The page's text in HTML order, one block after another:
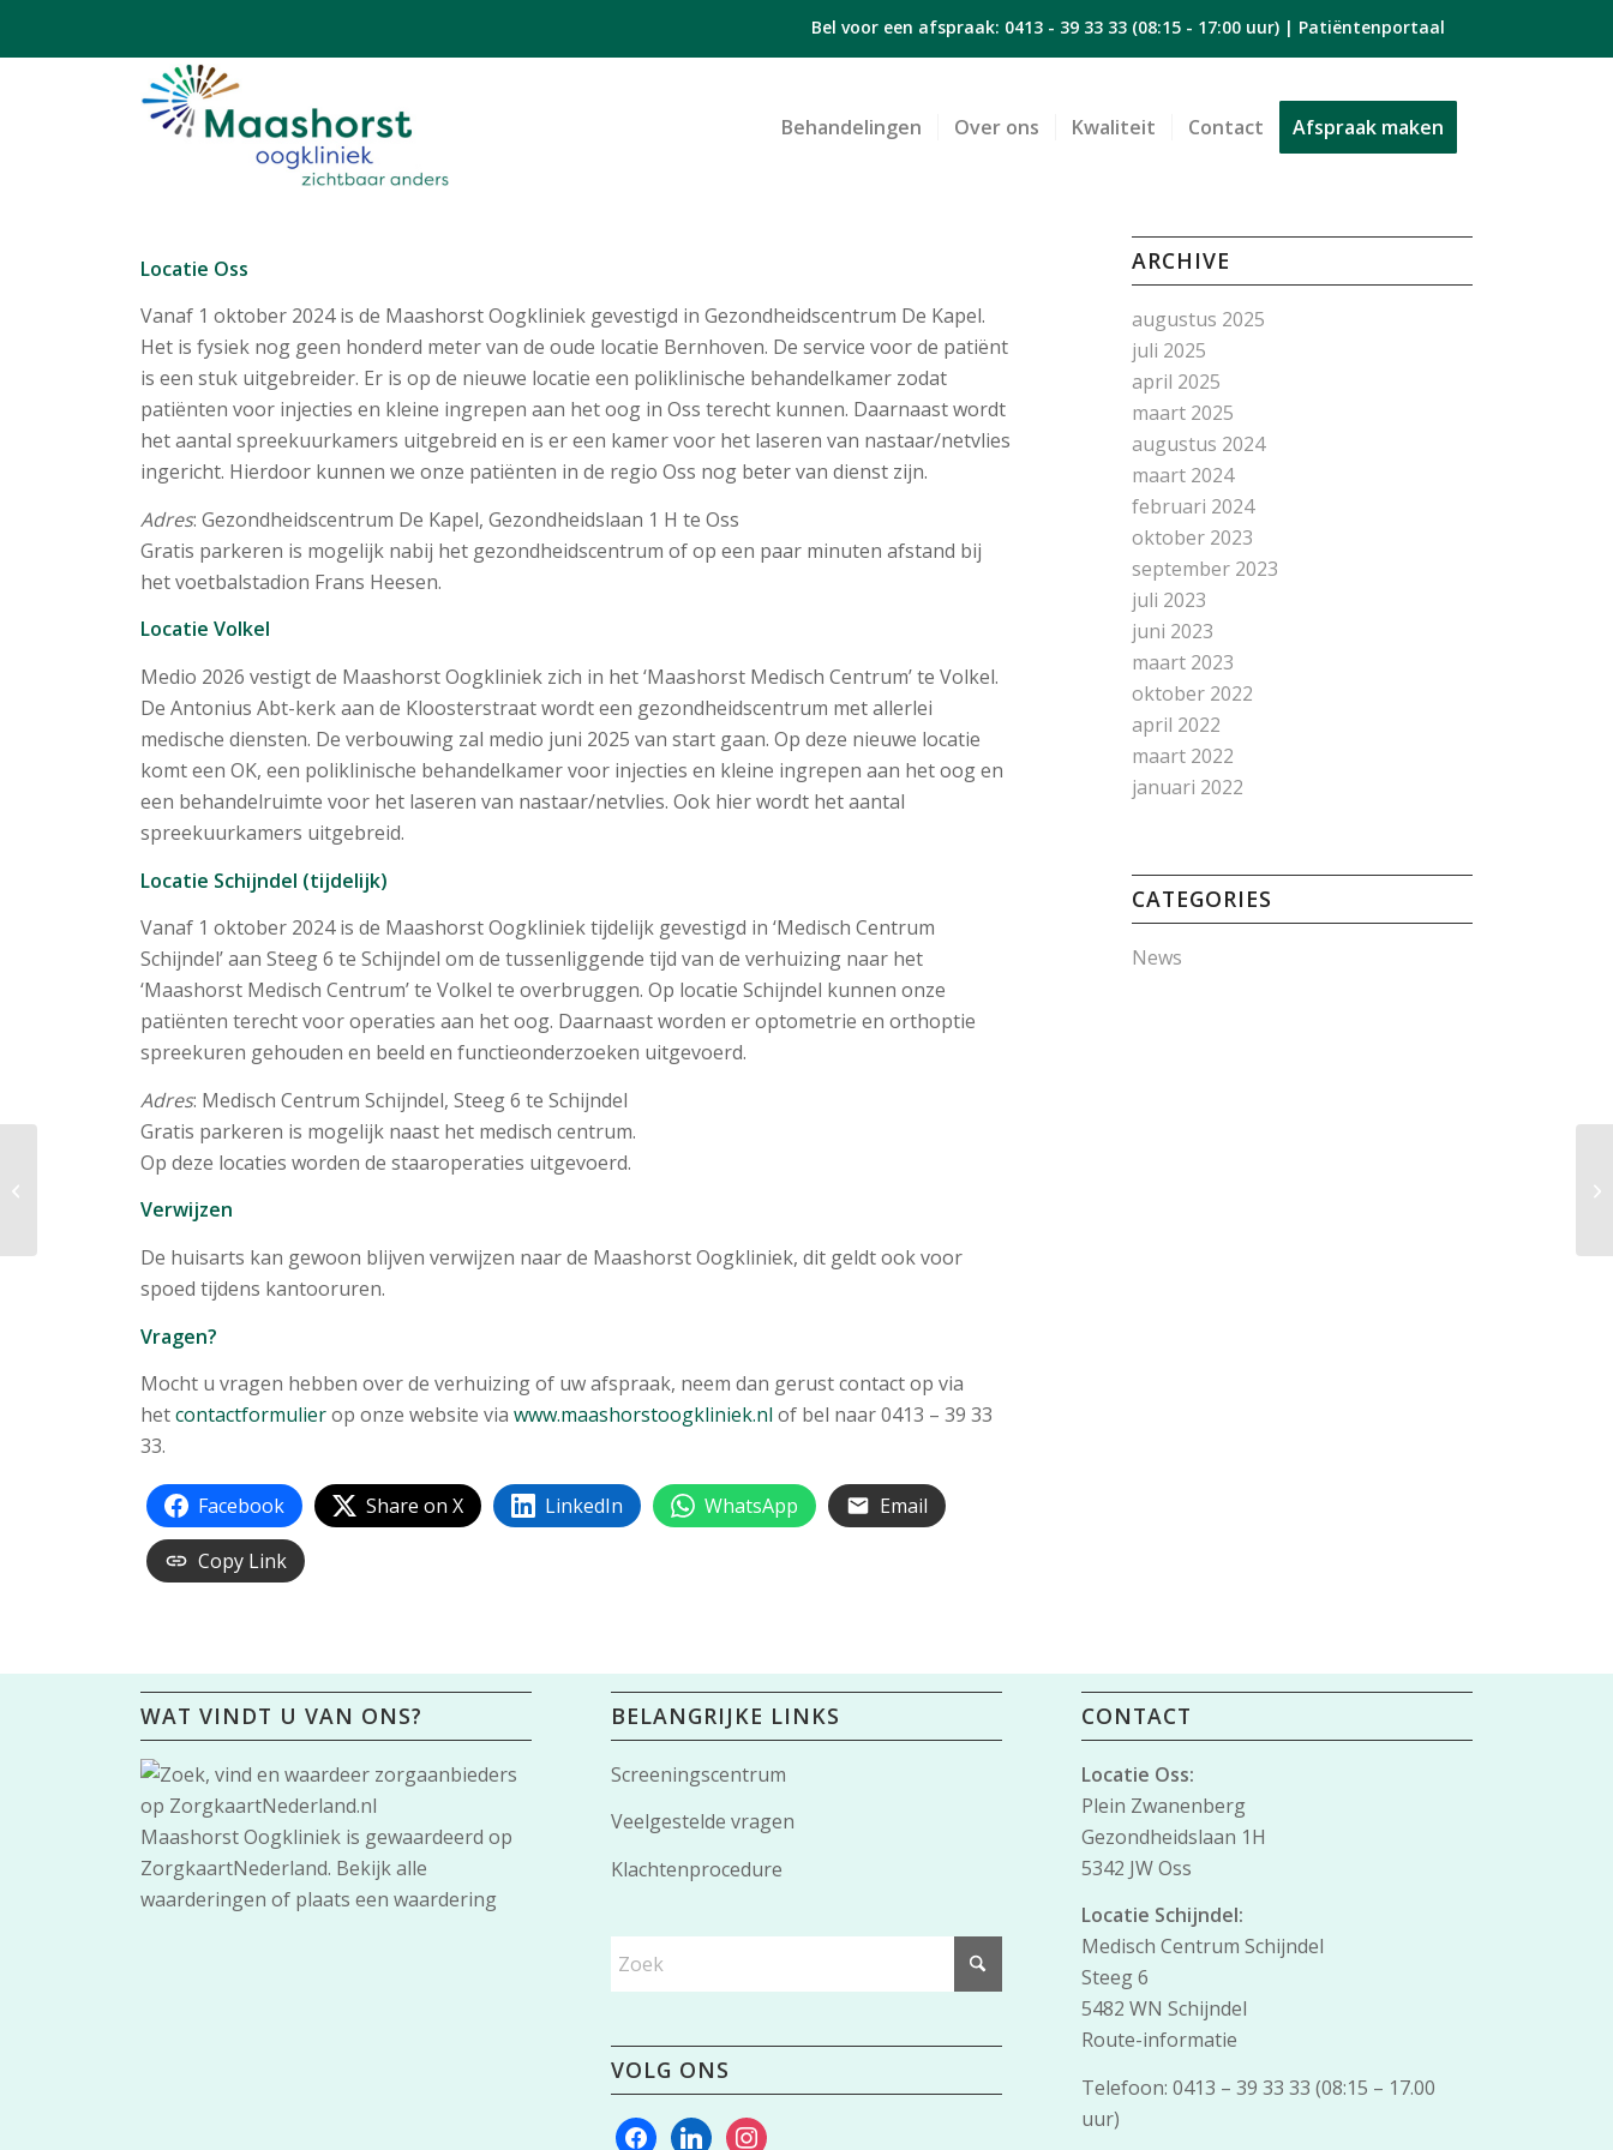
Bel voor een afspraak: 0413 - 39 33 33(08:15 - 17:00 uur) | Patiëntenportaal
Behandelingen Over ons Kwaliteit Contact Afspraak maken
Locatie Oss
Vanaf 1 oktober 2024 is de Maashorst Oogkliniek gevestigd in Gezondheidscentrum De Kapel.
Het is fysiek nog geen honderd meter van de oude locatie Bernhoven. De service voor de patiënt
is een stuk uitgebreider. Er is op de nieuwe locatie een poliklinische behandelkamer zodat
patiënten voor injecties en kleine ingrepen aan het oog in Oss terecht kunnen. Daarnaast wordt
het aantal spreekuurkamers uitgebreid en is er een kamer voor het laseren van nastaar/netvlies
ingericht. Hierdoor kunnen we onze patiënten in de regio Oss nog beter van dienst zijn.
Adres: Gezondheidscentrum De Kapel, Gezondheidslaan 1 H te Oss
Gratis parkeren is mogelijk nabij het gezondheidscentrum of op een paar minuten afstand bij
het voetbalstadion Frans Heesen.
Locatie Volkel
Medio 2026 vestigt de Maashorst Oogkliniek zich in het ‘Maashorst Medisch Centrum’ te Volkel.
De Antonius Abt-kerk aan de Kloosterstraat wordt een gezondheidscentrum met allerlei
medische diensten. De verbouwing zal medio juni 2025 van start gaan. Op deze nieuwe locatie
komt een OK, een poliklinische behandelkamer voor injecties en kleine ingrepen aan het oog en
een behandelruimte voor het laseren van nastaar/netvlies. Ook hier wordt het aantal
spreekuurkamers uitgebreid.
Locatie Schijndel (tijdelijk)
Vanaf 1 oktober 2024 is de Maashorst Oogkliniek tijdelijk gevestigd in ‘Medisch Centrum
Schijndel’ aan Steeg 6 te Schijndel om de tussenliggende tijd van de verhuizing naar het
‘Maashorst Medisch Centrum’ te Volkel te overbruggen. Op locatie Schijndel kunnen onze
patiënten terecht voor operaties aan het oog. Daarnaast worden er optometrie en orthoptie
spreekuren gehouden en beeld en functieonderzoeken uitgevoerd.
Adres: Medisch Centrum Schijndel, Steeg 6 te Schijndel
Gratis parkeren is mogelijk naast het medisch centrum.
Op deze locaties worden de staaroperaties uitgevoerd.
Verwijzen
De huisarts kan gewoon blijven verwijzen naar de Maashorst Oogkliniek, dit geldt ook voor
spoed tijdens kantooruren.
Vragen?
Mocht u vragen hebben over de verhuizing of uw afspraak, neem dan gerust contact op via
hetcontactformulierop onze website viawww.maashorstoogkliniek.nl of bel naar 0413 – 39 33
33.
Facebook Share on X LinkedIn WhatsApp Email
Copy Link
ARCHIVE
augustus 2025
juli 2025
april 2025
maart 2025
augustus 2024
maart 2024
februari 2024
oktober 2023
september 2023
juli 2023
juni 2023
maart 2023
oktober 2022
april 2022
maart 2022
januari 2022
CATEGORIES
News
WAT VINDT U VAN ONS?
Maashorst Oogkliniek is gewaardeerd op
ZorgkaartNederland. Bekijk alle
waarderingen of plaats een waardering
BELANGRIJKE LINKS
Screeningscentrum
Veelgestelde vragen
Klachtenprocedure
VOLG ONS
facebooklinkedininstagram
CONTACT
Locatie Oss:
Plein Zwanenberg
Gezondheidslaan 1H
5342 JW Oss
Locatie Schijndel:
Medisch Centrum Schijndel
Steeg 6
5482 WN Schijndel
Route-informatie
Telefoon: 0413 – 39 33 33 (08:15 – 17.00
uur)